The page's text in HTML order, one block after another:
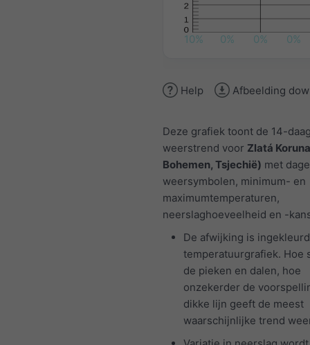
10% 0% 0% 0%
Help Afbeelding
Deze grafiek toont de 14-
weerstrend voor Zlatá
Bohemen, Tsjechië) met
weersymbolen, minimum- en
maximumtemperaturen,
neerslaghoeveelheid en -
De afwijking is
temperatuurgrafiek. Hoe
de pieken en dalen, hoe
onzekerder de
dikke lijn geeft de meest
waarschijnlijke trend